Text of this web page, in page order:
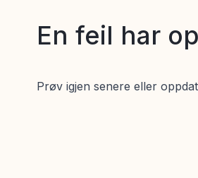
En feil har
Prøv igjen senere eller